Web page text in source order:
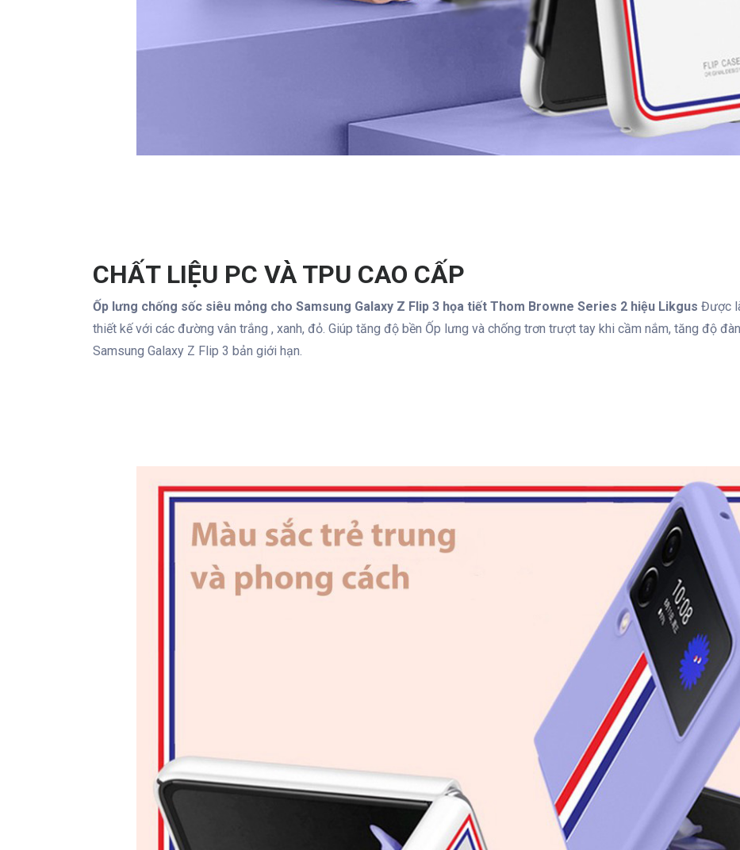
CHẤT LIỆU PC VÀ TPU CAO CẤP
Ốp lưng chống sốc siêu mỏng cho Samsung Galaxy Z Flip 3 họa tiết Thom Browne Series 2 hiệu Likgus Được
thiết kế với các đường vân trắng , xanh, đỏ. Giúp tăng độ bền Ốp lưng và chống trơn trượt tay khi cầm nắm, tăng độ
Samsung Galaxy Z Flip 3 bản giới hạn.